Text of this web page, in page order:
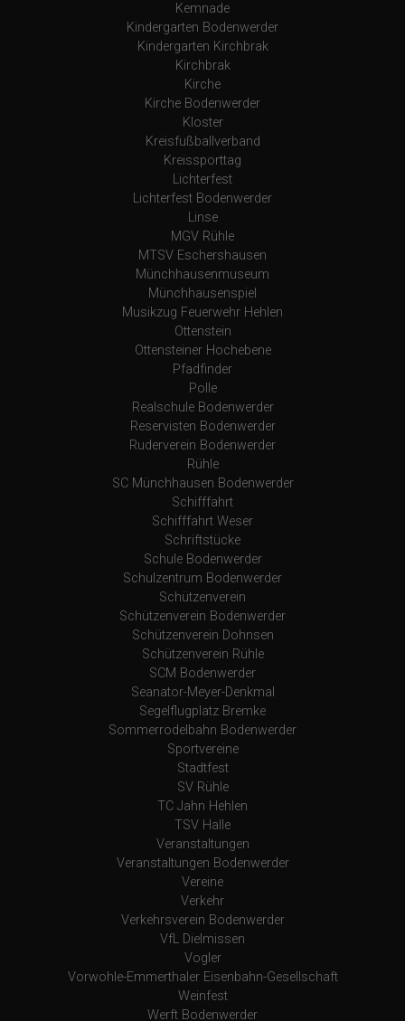
Kemnade
Kindergarten Bodenwerder
Kindergarten Kirchbrak
Kirchbrak
Kirche
Kirche Bodenwerder
Kloster
Kreisfußballverband
Kreissporttag
Lichterfest
Lichterfest Bodenwerder
Linse
MGV Rühle
MTSV Eschershausen
Münchhausenmuseum
Münchhausenspiel
Musikzug Feuerwehr Hehlen
Ottenstein
Ottensteiner Hochebene
Pfadfinder
Polle
Realschule Bodenwerder
Reservisten Bodenwerder
Ruderverein Bodenwerder
Rühle
SC Münchhausen Bodenwerder
Schifffahrt
Schifffahrt Weser
Schriftstücke
Schule Bodenwerder
Schulzentrum Bodenwerder
Schützenverein
Schützenverein Bodenwerder
Schützenverein Dohnsen
Schützenverein Rühle
SCM Bodenwerder
Seanator-Meyer-Denkmal
Segelflugplatz Bremke
Sommerrodelbahn Bodenwerder
Sportvereine
Stadtfest
SV Rühle
TC Jahn Hehlen
TSV Halle
Veranstaltungen
Veranstaltungen Bodenwerder
Vereine
Verkehr
Verkehrsverein Bodenwerder
VfL Dielmissen
Vogler
Vorwohle-Emmerthaler Eisenbahn-Gesellschaft
Weinfest
Werft Bodenwerder